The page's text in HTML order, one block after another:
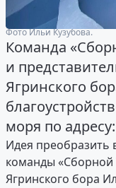
Фото Ильи Кузубова.
Команда
и
Ягринского
моря по
Идея преобразить
команды
Ягринского бора